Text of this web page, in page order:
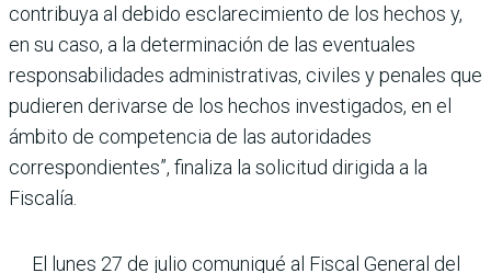
contribuya al debido esclarecimiento de los hechos y,
en su caso, a la determinación de las eventuales
responsabilidades administrativas, civiles y penales que
pudieren derivarse de los hechos investigados, en el
ámbito de competencia de las autoridades
correspondientes”, finaliza la solicitud dirigida a la
Fiscalía.
El lunes 27 de julio comuniqué al Fiscal General del